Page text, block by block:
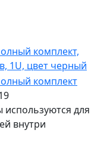
используются для
внутри